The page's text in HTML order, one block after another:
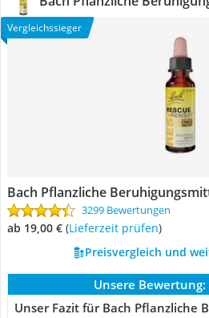
Vergleichssieger
Bach Pflanzliche
3299 Bewertungen
ab 19,00 € (Lieferzeit prüfen)
Preisvergleich und
Unsere Bewertung:
Unser Fazit für Bach Pflanzliche